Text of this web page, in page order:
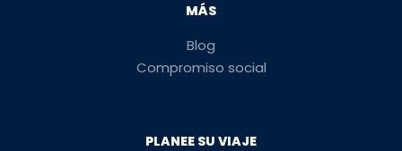
MÁS
Blog
Compromiso social
PLANEE SU VIAJE